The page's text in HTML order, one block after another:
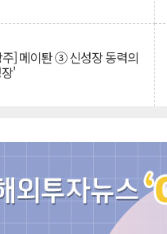
] 메이퇀 ③ 신성장 동력의
'